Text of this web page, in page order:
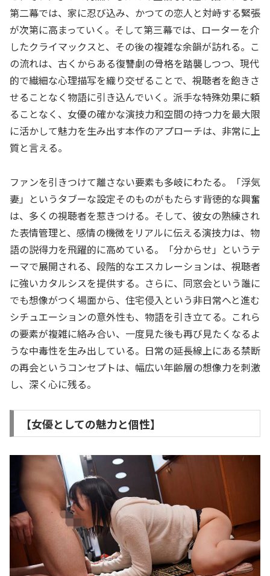
第二幕では、家に忍び込み、かつての恋人と対峙する緊張
が次第に高まっていく。そして第三幕では、ローターを介
したクライマックスと、その後の複雑な余韻が訪れる。こ
の流れは、古くからある復讐劇の骨格を踏襲しつつ、現代
的で繊細な心理描写を織り交ぜることで、視聴者を飽きさ
せることなく物語に引き込んでいく。派手な特殊効果に頼
ることなく、女優の確かな演技力和空間の持つ力を最大限
に活かして魅力を生み出す本作のアプローチは、非常に上
質と言える。
ファンを引きつけて離さない要素も多岐にわたる。「浮気
妻」というタブーな設定そのものがもたらす背徳的な興奮
は、多くの視聴者を惹きつける。そして、彼女の熟練され
た表情管理と、感情の機微をリアルに伝える演技力は、物
語の説得力を飛躍的に高めている。「分からせ」というテ
ーマで展開される、段階的なエスカレーションは、視聴者
に強いカタルシスを提供する。さらに、同窓会という誰に
でも想像がつく場面から、住宅侵入という非日常へと進む
シチュエーションの意外性も、物語を引き立てる。これら
の要素が複雑に絡み合い、一度見た後も再び見たくなるよ
うな中毒性を生み出している。日常の延長線上にある禁断
の再会というコンセプトは、幅広い年齢層の想像力を刺激
し、深く心に残る。
【女優としての魅力と個性】